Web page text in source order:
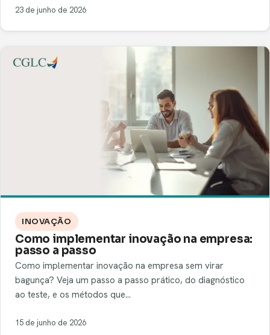
23 de junho de 2026
INOVAÇÃO
Como implementar inovação na empresa:
passo a passo
Como implementar inovação na empresa sem virar
bagunça? Veja um passo a passo prático, do diagnóstico
ao teste, e os métodos que…
15 de junho de 2026